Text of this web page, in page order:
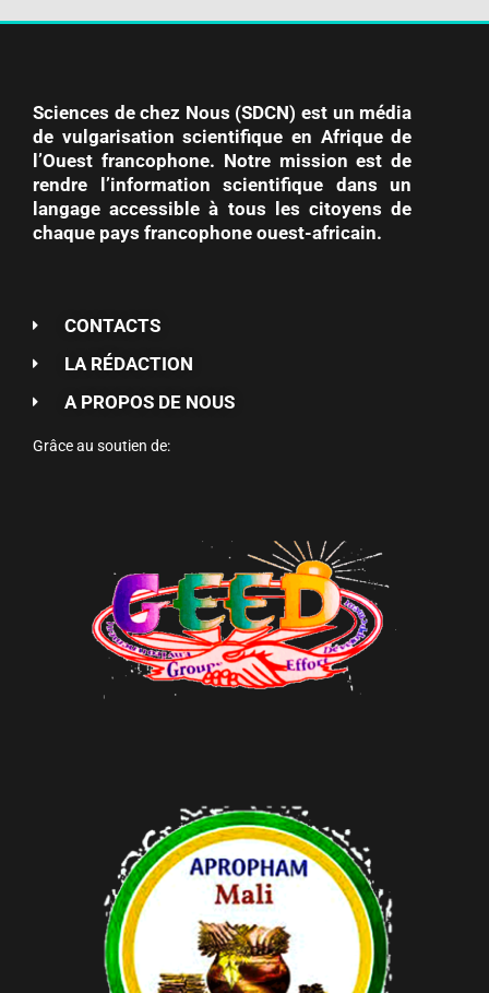
Sciences de chez Nous (SDCN) est un média
de vulgarisation scientifique en Afrique de
l’Ouest francophone. Notre mission est de
rendre l’information scientifique dans un
langage accessible à tous les citoyens de
chaque pays francophone ouest-africain.
CONTACTS
LA RÉDACTION
A PROPOS DE NOUS
Grâce au soutien de: